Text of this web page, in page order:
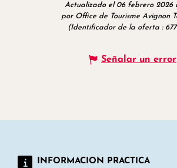
Actualizado el 06 febrero 2026
por Office de Tourisme Avignon
(Identificador de la oferta :
Señalar un error
INFORMACION PRACTICA